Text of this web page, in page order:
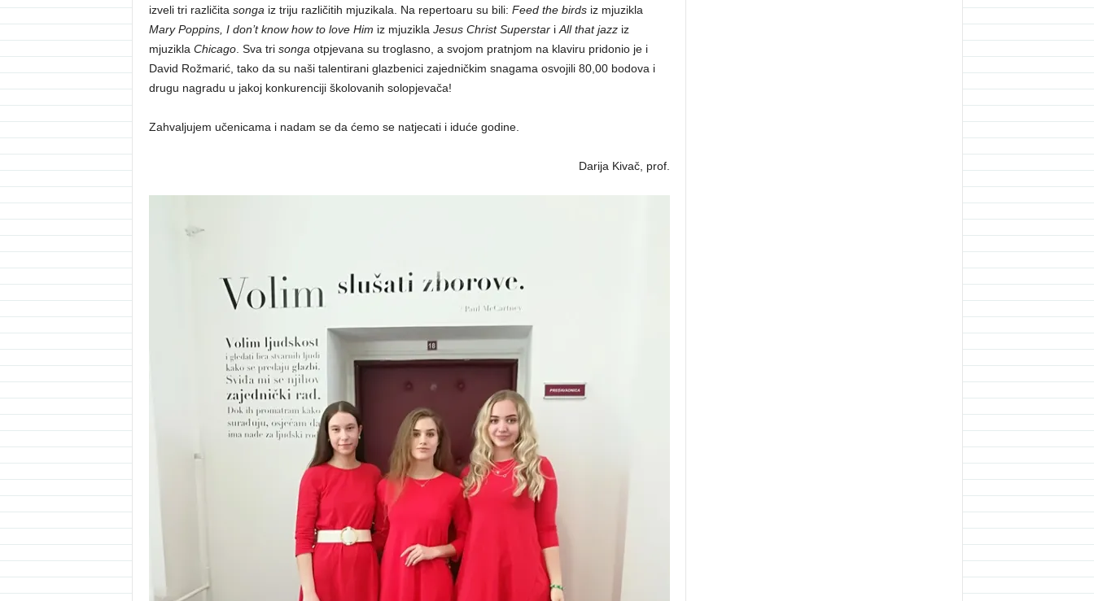
izveli tri različita songa iz triju različitih mjuzikala. Na repertoaru su bili: Feed the birdsiz mjuzikla
Mary Poppins, I don’t know how to love Him iz mjuzikla Jesus Christ Superstari All that jazziz
mjuzikla Chicago. Sva tri songa otpjevana su troglasno, a svojom pratnjom na klaviru pridonio je i
David Rožmarić, tako da su naši talentirani glazbenici zajedničkim snagama osvojili 80,00 bodova i
drugu nagradu u jakoj konkurenciji školovanih solopjevača!
Zahvaljujem učenicama i nadam se da ćemo se natjecati i iduće godine.
Darija Kivač, prof.